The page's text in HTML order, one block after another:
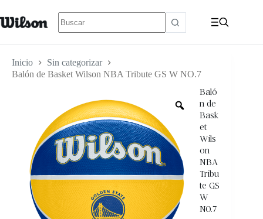
Inicio
Sin categorizar
Balón de Basket Wilson NBA Tribute GS W NO.7
Baló
n de
Bask
et
Wils
on
NBA
Tribu
te GS
W
NO.7